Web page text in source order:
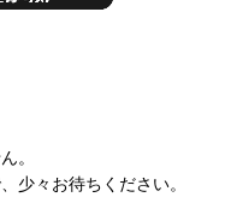
。
少々お待ちください。